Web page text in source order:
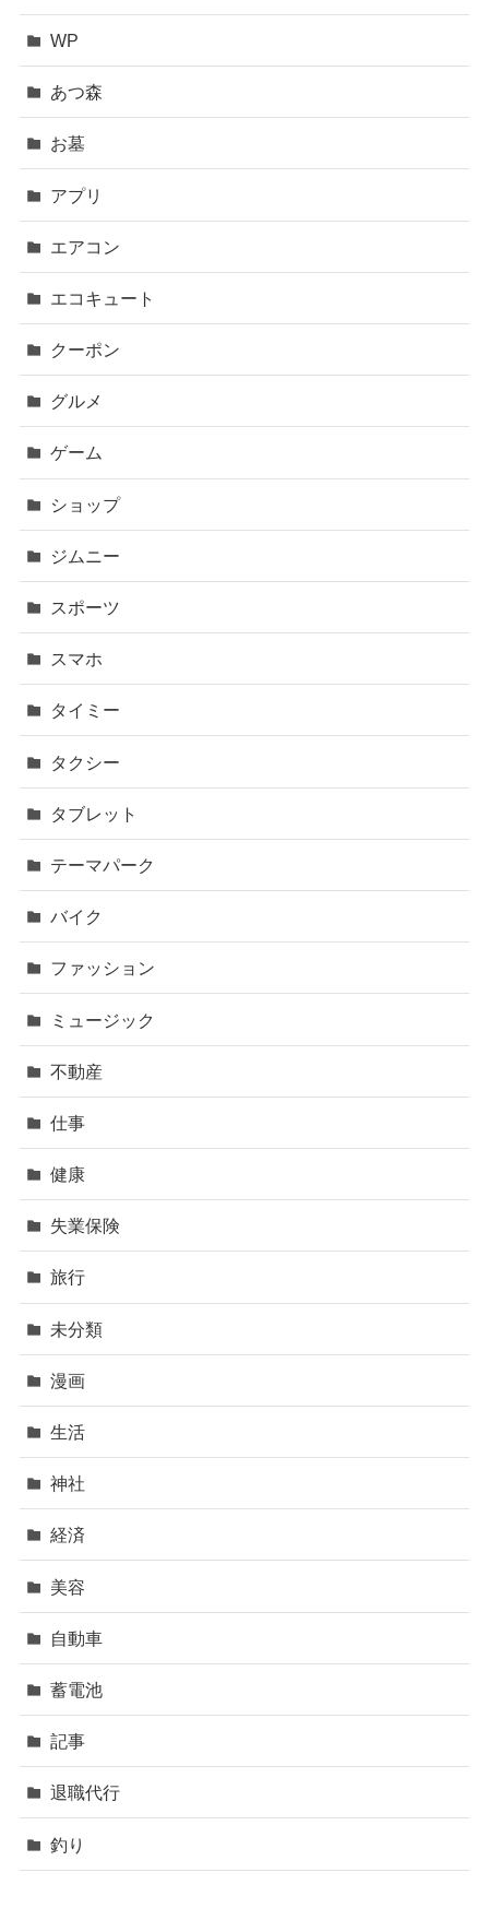
WP
あつ森
お墓
アプリ
エアコン
エコキュート
クーポン
グルメ
ゲーム
ショップ
ジムニー
スポーツ
スマホ
タイミー
タクシー
タブレット
テーマパーク
バイク
ファッション
ミュージック
不動産
仕事
健康
失業保険
旅行
未分類
漫画
生活
神社
経済
美容
自動車
蓄電池
記事
退職代行
釣り